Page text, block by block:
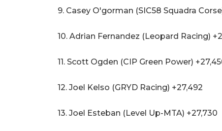
9. Casey O'gorman (SIC58 Squadra
10. Adrian Fernandez (Leopard Racing)
11. Scott Ogden (CIP Green Power)
12. Joel Kelso (GRYD Racing) +27,492
13. Joel Esteban (Level Up-MTA) +27,730